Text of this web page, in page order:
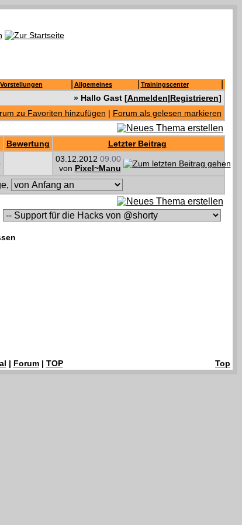
Vorstellungen Allgemeines Trainingscenter
» Hallo Gast [Anmelden|Registrieren]
zu Favoriten hinzufügen | Forum als gelesen markieren
Bewertung Letzter Beitrag
03.12.2012 09:00
von Pixel~Manu
| Forum| TOP Top